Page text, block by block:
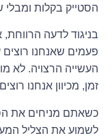
הסטייק בקלות ומבלי
בניגוד לדעה
פעמים שאנחנו רוצים
העשייה הרצויה. לא
זמן, מכיוון אנחנו
כשאתם מניחים את
לשמוע את הצליל